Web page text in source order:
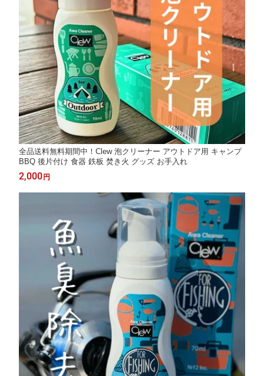
全品送料無料期間中！Clew 泡クリーナー アウトドア用 キャンプ
BBQ 後片付け 食器 鉄板 焚き火 グッズ お手入れ
2,000 円